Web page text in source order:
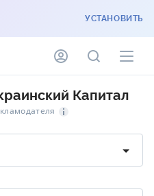
УСТАНОВИТЬ
Капитал